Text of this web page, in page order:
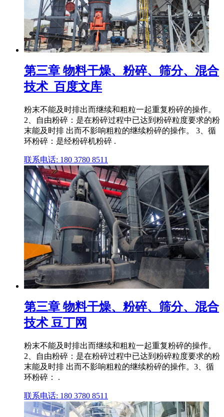
第三章 物料干燥、粉碎、筛分、混合
技术_百度文库
粉末不能及时排出而继续和粗粒一起重复粉碎的操作。
2、自由粉碎：是在粉碎过程中已达到粉碎粒度要求的粉
末能及时排 出而不影响粗粒的继续粉碎的操作。 3、循
环粉碎：是经粉碎机粉碎 .
联系电话: 180 3780 8511
第三章 物料干燥、粉碎、筛分、混合
技术 豆丁网
粉末不能及时排出而继续和粗粒一起重复粉碎的操作。
2、自由粉碎：是在粉碎过程中已达到粉碎粒度要求的粉
末能及时排 出而不影响粗粒的继续粉碎的操作。3、循
环粉碎： .
联系电话: 180 3780 8511